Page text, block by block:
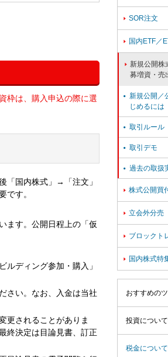
枠は、購入申込の際に選
「国内株式」→「注文」
です。
ます。公開日程上の「仮
ディング参加・購入」
さい。なお、入金は当社
更されることがありま
終決定は目論見書、訂正
 SOR注文
 国内ETF／
 新規公開株
募増資・売
 新規公開／
じめるには
 取引ルール
 取引デモ
 過去の取扱
 株式公開買
 立会外分売
 ブロックト
 国内株式特
おすすめの
投資につい
税金につい